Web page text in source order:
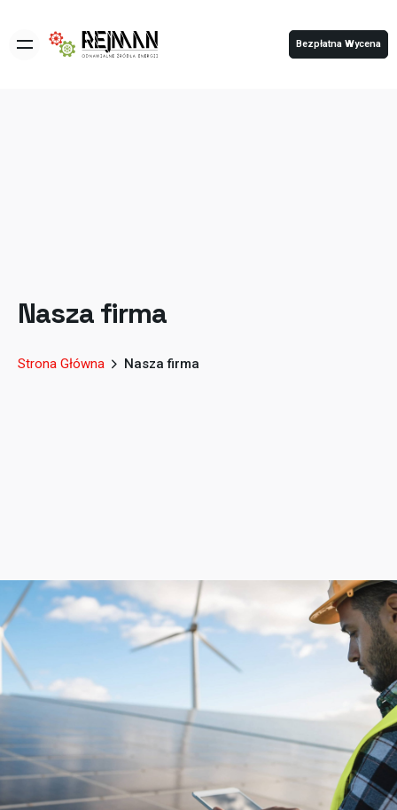
Bezpłatna Wycena
Nasza firma
Strona Główna Nasza firma